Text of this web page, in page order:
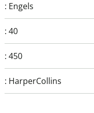
: Engels
:40
:450
: HarperCollins